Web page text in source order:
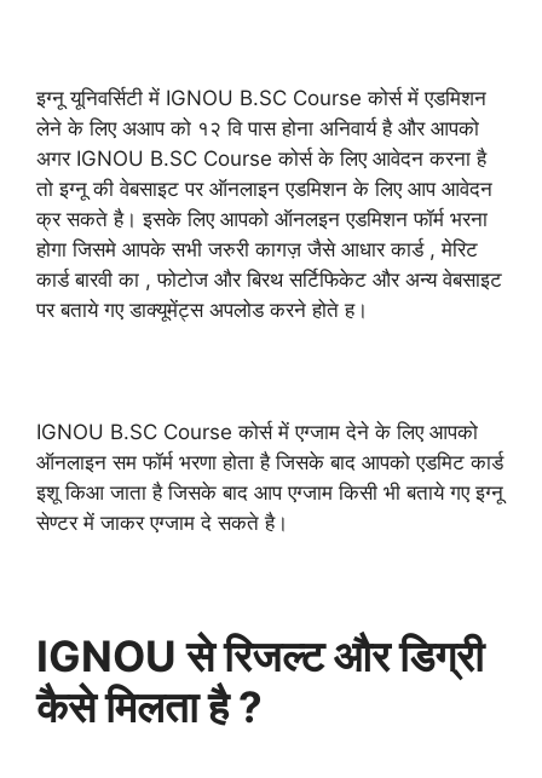
इग्नू यूनिवर्सिटी में IGNOU B.SC Course कोर्स में एडमिशन
लेने के लिए अआप को १२ वि पास होना अनिवार्य है और आपको
अगर IGNOU B.SC Course कोर्स के लिए आवेदन करना है
तो इग्नू की वेबसाइट पर ऑनलाइन एडमिशन के लिए आप आवेदन
क्र सकते है। इसके लिए आपको ऑनलइन एडमिशन फॉर्म भरना
होगा जिसमे आपके सभी जरुरी कागज़ जैसे आधार कार्ड , मेरिट
कार्ड बारवी का , फोटोज और बिरथ सर्टिफिकेट और अन्य वेबसाइट
पर बताये गए डाक्यूमेंट्स अपलोड करने होते ह।
IGNOU B.SC Course कोर्स में एग्जाम देने के लिए आपको
ऑनलाइन सम फॉर्म भरणा होता है जिसके बाद आपको एडमिट कार्ड
इशू किआ जाता है जिसके बाद आप एग्जाम किसी भी बताये गए इग्नू
सेण्टर में जाकर एग्जाम दे सकते है।
IGNOU से रिजल्ट और डिग्री
कैसे मिलता है ?